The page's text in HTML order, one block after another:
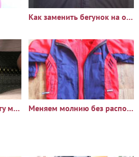
Как заменить бегунок на одежде
5 лайфхаков по ремонту молнии с помощью доступных материалов Меняем молнию без распорки деталей